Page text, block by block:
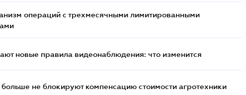
операций с трехмесячными лимитированными
новые правила видеонаблюдения: что изменится
не блокируют компенсацию стоимости агротехники